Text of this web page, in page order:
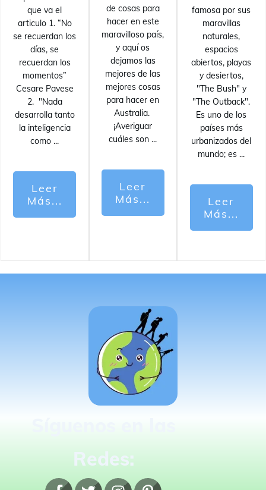
que va el
articulo 1. “No
se recuerdan los
días, se
recuerdan los
momentos”
Cesare Pavese
2. "Nada
desarrolla tanto
la inteligencia
como ...
Leer
Más...
de cosas para
hacer en este
maravilloso país,
y aquí os
dejamos las
mejores de las
mejores cosas
para hacer en
Australia.
¡Averiguar
cuáles son ...
Leer
Más...
famosa por sus
maravillas
naturales,
espacios
abiertos, playas
y desiertos,
"The Bush" y
"The Outback".
Es uno de los
países más
urbanizados del
mundo; es ...
Leer
Más...
Redes: